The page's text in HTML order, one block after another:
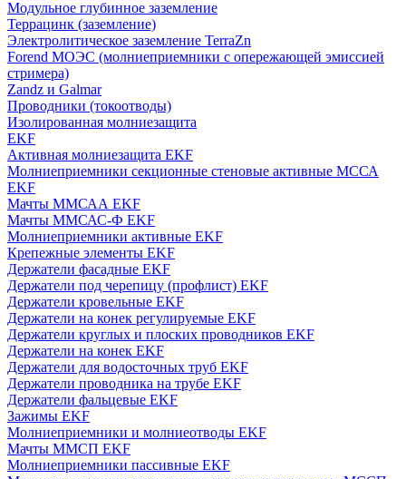
Модульное глубинное заземление
Террацинк (заземление)
Электролитическое заземление TerraZn
Forend МОЭС (молниеприемники с опережающей эмиссией
стримера)
Zandz и Galmar
Проводники (токоотводы)
Изолированная молниезащита
EKF
Активная молниезащита EKF
Молниеприемники секционные стеновые активные МССА
EKF
Мачты ММСАА EKF
Мачты ММСАС-Ф EKF
Молниеприемники активные EKF
Крепежные элементы EKF
Держатели фасадные EKF
Держатели под черепицу (профлист) EKF
Держатели кровельные EKF
Держатели на конек регулируемые EKF
Держатели круглых и плоских проводников EKF
Держатели на конек EKF
Держатели для водосточных труб EKF
Держатели проводника на трубе EKF
Держатели фальцевые EKF
Зажимы EKF
Молниеприемники и молниеотводы EKF
Мачты ММСП EKF
Молниеприемники пассивные EKF